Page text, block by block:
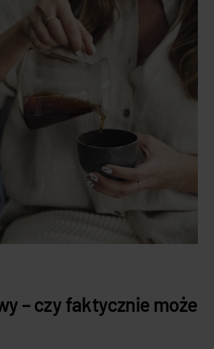
– czy faktycznie może